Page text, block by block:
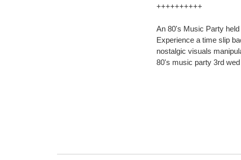
++++++++++
An 80's Music Party
Experience a time slip
nostalgic visuals
80's music party 3rd